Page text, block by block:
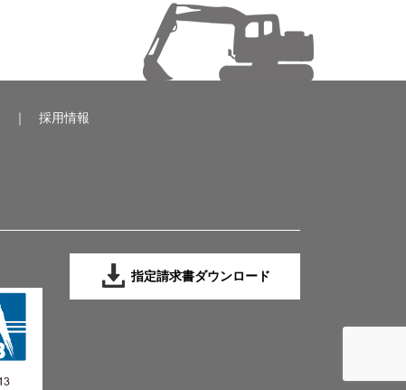
｜ 採用情報
指定請求書ダウンロード